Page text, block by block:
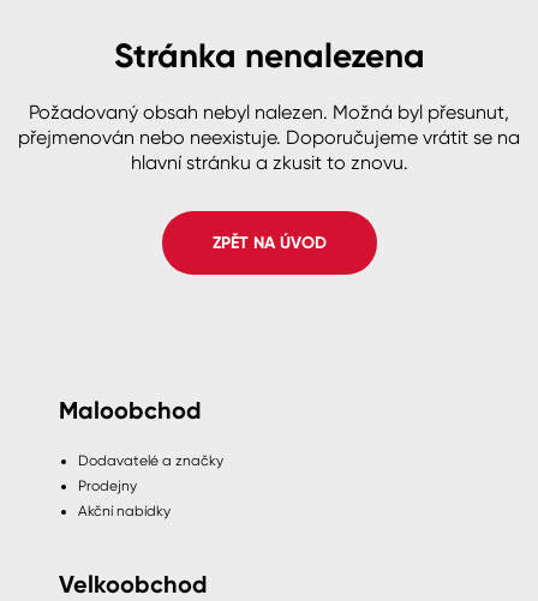
B2B +420 800 145 555Po – Pá: 8:00–15:00
Česko
Slovensko Polsko Worldwide
Plast, sklo, keramika
Stěny
Fasády
Spreje
Stránka nenalezena
Požadovaný obsah nebyl nalezen. Možná byl přesunut,
přejmenován nebo neexistuje. Doporučujeme vrátit se na
hlavní stránku a zkusit to znovu.
ZPĚT NA ÚVOD
Maloobchod
Dodavatelé a značky
Prodejny
Akční nabídky
Velkoobchod